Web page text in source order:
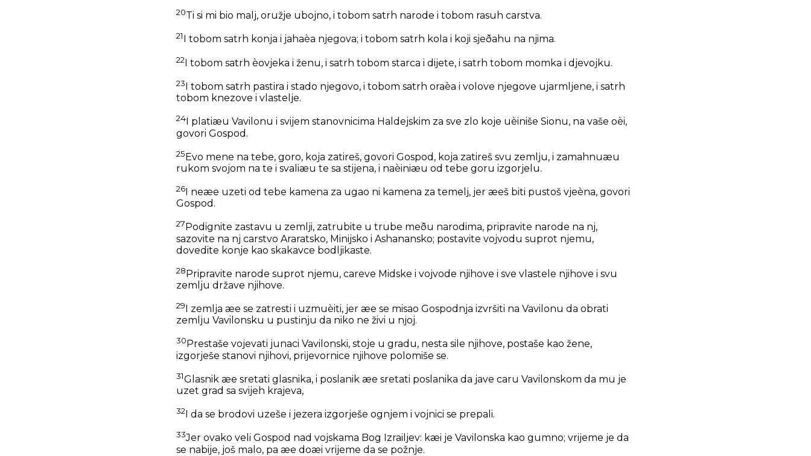
20Ti si mi bio malj, oružje ubojno, i tobom satrh narode i tobom rasuh carstva.
21 I tobom satrh konja i jahaèa njegova; i tobom satrh kola i koji sjeðahu na njima.
22I tobom satrh èovjeka i ženu, i satrh tobom starca i dijete, i satrh tobom momka i djevojku.
23
I tobom satrh pastira i stado njegovo, i tobom satrh oraèa i volove njegove ujarmljene, i satrh
tobom knezove i vlastelje.
24 I platiæu Vavilonu i svijem stanovnicima Haldejskim za sve zlo koje uèiniše Sionu, na vaše oèi,
govori Gospod.
25Evo mene na tebe, goro, koja zatireš, govori Gospod, koja zatireš svu zemlju, i zamahnuæu
rukom svojom na te i svaliæu te sa stijena, i naèiniæu od tebe goru izgorjelu.
26 I neæe uzeti od tebe kamena za ugao ni kamena za temelj, jer æeš biti pustoš vjeèna, govori
Gospod.
27 Podignite zastavu u zemlji, zatrubite u trube meðu narodima, pripravite narode na nj,
sazovite na nj carstvo Araratsko, Minijsko i Ashanansko; postavite vojvodu suprot njemu,
dovedite konje kao skakavce bodljikaste.
28Pripravite narode suprot njemu, careve Midske i vojvode njihove i sve vlastele njihove i svu
zemlju države njihove.
29
I zemlja æe se zatresti i uzmuèiti, jer æe se misao Gospodnja izvršiti na Vavilonu da obrati
zemlju Vavilonsku u pustinju da niko ne živi u njoj.
30 Prestaše vojevati junaci Vavilonski, stoje u gradu, nesta sile njihove, postaše kao žene,
izgorješe stanovi njihovi, prijevornice njihove polomiše se.
31Glasnik æe sretati glasnika, i poslanik æe sretati poslanika da jave caru Vavilonskom da mu je
uzet grad sa svijeh krajeva,
32 I da se brodovi uzeše i jezera izgorješe ognjem i vojnici se prepali.
33Jer ovako veli Gospod nad vojskama Bog Izrailjev: kæi je Vavilonska kao gumno; vrijeme je da
se nabije, još malo, pa æe doæi vrijeme da se požnje.